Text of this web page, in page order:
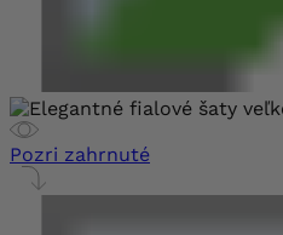
Pozri zahrnuté